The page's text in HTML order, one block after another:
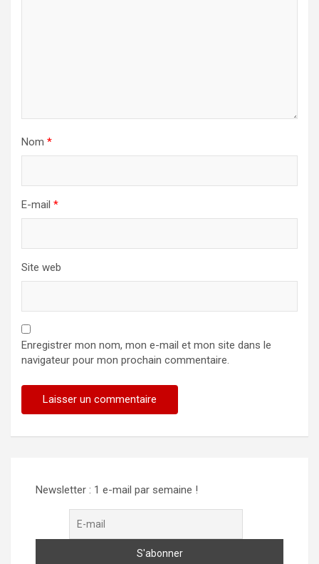
Nom *
E-mail *
Site web
Enregistrer mon nom, mon e-mail et mon site dans le
navigateur pour mon prochain commentaire.
Newsletter : 1 e-mail par semaine !